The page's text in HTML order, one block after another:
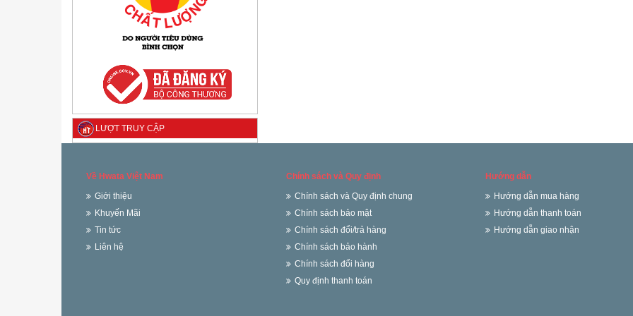
LƯỢT TRUY CẬP
Về Hwata Việt Nam
Giới thiệu
Khuyến Mãi
Tin tức
Liên hệ
Chính sách và Quy định
Chính sách và Quy định chung
Chính sách bảo mật
Chính sách đổi/trả hàng
Chính sách bảo hành
Chính sách đổi hàng
Quy định thanh toán
Hướng dẫn
Hướng dẫn mua hàng
Hướng dẫn thanh toán
Hướng dẫn giao nhận